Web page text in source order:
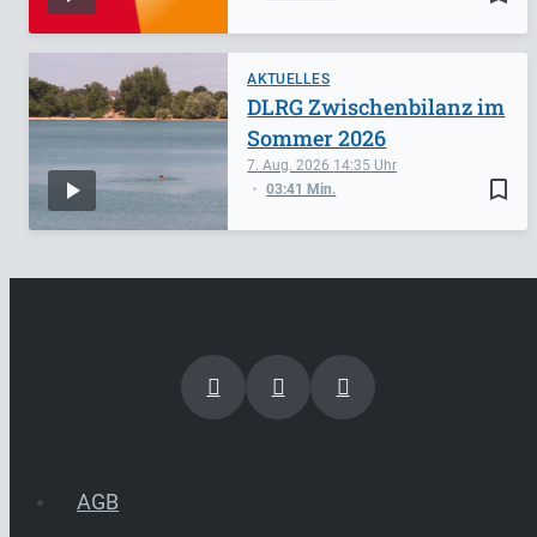
AKTUELLES
bookmark_border
7. Aug. 2026 14:35
03:41 Min.
DLRG Zwischenbilanz im
Sommer 2026
AGB